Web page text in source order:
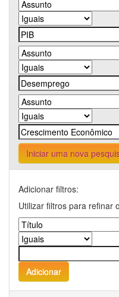
Iniciar uma nova
Adicionar filtros:
Utilizar filtros para refinar